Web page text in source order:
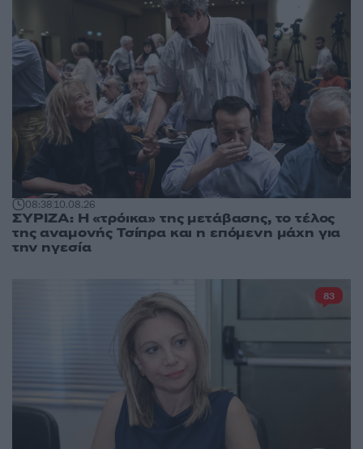
08:3810.08.26
ΣΥΡΙΖΑ: Η «τρόικα» της μετάβασης, το τέλος
της αναμονής Τσίπρα και η επόμενη μάχη για
την ηγεσία
83